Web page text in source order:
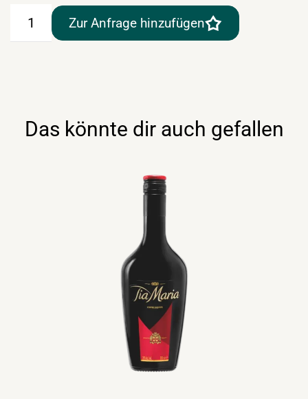
Zur Anfrage hinzufügen
Das könnte dir auch gefallen